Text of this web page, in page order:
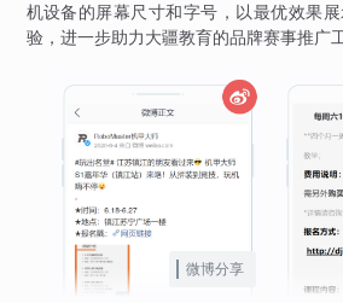
机设备的屏幕尺寸和字号，以最优效果
验，进一步助力大疆教育的品牌赛事推广工
微博分享